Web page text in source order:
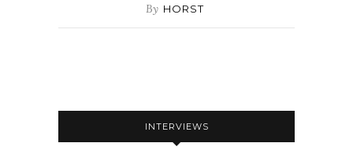
By HORST
INTERVIEWS